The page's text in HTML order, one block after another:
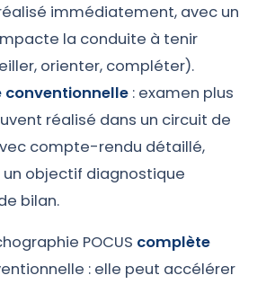
immédiatement, avec un
la conduite à tenir
orienter, compléter).
conventionnelle : examen plus
réalisé dans un circuit de
compte-rendu détaillé,
objectif diagnostique
bilan.
POCUS complète
: elle peut accélérer